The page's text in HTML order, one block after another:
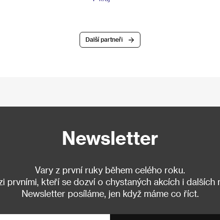
Další partneři
Newsletter
Vary z první ruky během celého roku.
prvními, kteří se dozví o chystaných akcích i dalších
Newsletter posíláme, jen když máme co říct.